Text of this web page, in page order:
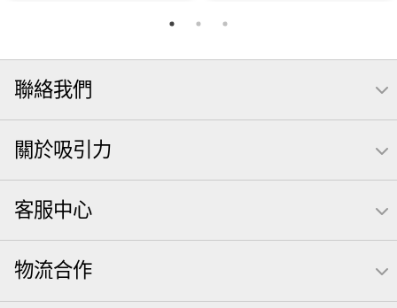
聯絡我們
關於吸引力
客服中心
物流合作